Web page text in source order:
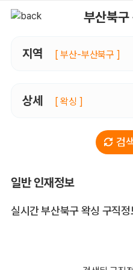
부산북구
지역 [ 부산-부산북구 ]
상세 [ 왁싱 ]
검
일반 인재정보
실시간 부산북구 왁싱 구직정